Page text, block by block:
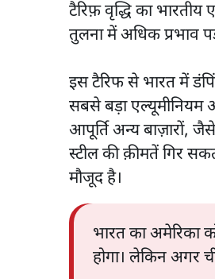
टैरिफ़ वृद्धि का भारतीय
तुलना में अधिक प्रभाव
इस टैरिफ से भारत में
सबसे बड़ा एल्यूमीनियम
आपूर्ति अन्य बाज़ारों,
स्टील की क़ीमतें गिर
मौजूद है।
भारत का अमेरिका
होगा। लेकिन अगर